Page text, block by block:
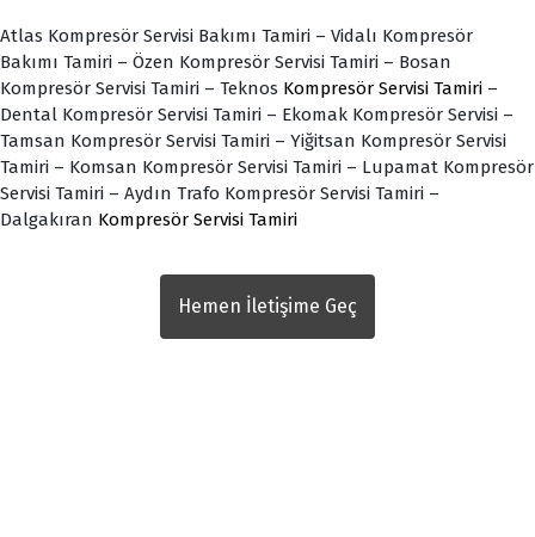
Atlas Kompresör Servisi Bakımı Tamiri – Vidalı Kompresör
Bakımı Tamiri – Özen Kompresör Servisi Tamiri – Bosan
Kompresör Servisi Tamiri – Teknos Kompresör Servisi Tamiri –
Dental Kompresör Servisi Tamiri – Ekomak Kompresör Servisi –
Tamsan Kompresör Servisi Tamiri – Yiğitsan Kompresör Servisi
Tamiri – Komsan Kompresör Servisi Tamiri – Lupamat Kompresör
Servisi Tamiri – Aydın Trafo Kompresör Servisi Tamiri –
Dalgakıran Kompresör Servisi Tamiri
Hemen İletişime Geç